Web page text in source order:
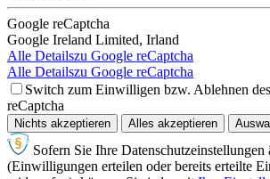
Google reCaptcha
Google Ireland Limited, Irland
Alle Detailszu Google reCaptcha
Alle Detailszu Google reCaptcha
Switch zum Einwilligen bzw. Ablehnen
reCaptcha
Nichts akzeptieren Alles akzeptieren
Sofern Sie Ihre Datenschutzeinstellungen
(Einwilligungen erteilen oder bereits erteilte